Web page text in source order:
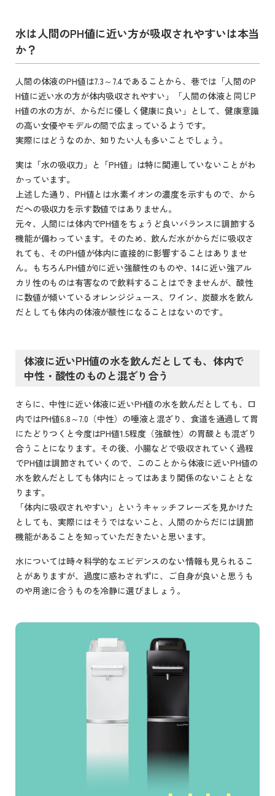
水は人間のPH値に近い方が吸収されやすいは本当
か？
人間の体液のPH値は7.3～7.4であることから、巷では「人間のP
H値に近い水の方が体内吸収されやすい」「人間の体液と同じP
H値の水の方が、からだに優しく健康に良い」として、健康意識
の高い女優やモデルの間で広まっているようです。
実際にはどうなのか、知りたい人も多いことでしょう。
実は「水の吸収力」と「PH値」は特に関連していないことがわ
かっています。
上述した通り、PH値とは水素イオンの濃度を示すもので、から
だへの吸収力を示す数値ではありません。
元々、人間には体内でPH値をちょうど良いバランスに調節する
機能が備わっています。そのため、飲んだ水がからだに吸収さ
れても、そのPH値が体内に直接的に影響することはありませ
ん。もちろんPH値が0に近い強酸性のものや、14に近い強アル
カリ性のものは有害なので飲料することはできませんが、酸性
に数値が傾いているオレンジジュース、ワイン、炭酸水を飲ん
だとしても体内の体液が酸性になることはないのです。
体液に近いPH値の水を飲んだとしても、体内で
中性・酸性のものと混ざり合う
さらに、中性に近い体液に近いPH値の水を飲んだとしても、口
内ではPH値6.8～7.0（中性）の唾液と混ざり、食道を通過して胃
にたどりつくと今度はPH値1.5程度（強酸性）の胃酸とも混ざり
合うことになります。その後、小腸などで吸収されていく過程
でPH値は調節されていくので、このことから体液に近いPH値の
水を飲んだとしても体内にとってはあまり関係のないこととな
ります。
「体内に吸収されやすい」というキャッチフレーズを見かけた
としても、実際にはそうではないこと、人間のからだには調節
機能があることを知っていただきたいと思います。
水については時々科学的なエビデンスのない情報も見られるこ
とがありますが、過度に惑わされずに、ご自身が良いと思うも
のや用途に合うものを冷静に選びましょう。